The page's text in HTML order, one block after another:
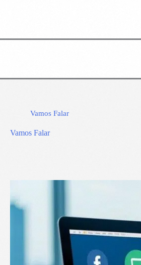
Vamos Falar
Vamos Falar